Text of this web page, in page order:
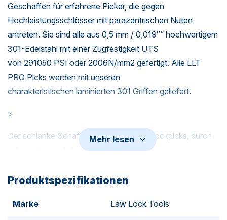
Geschaffen für erfahrene Picker, die gegen
Hochleistungsschlösser mit parazentrischen Nuten
antreten. Sie sind alle aus 0,5 mm / 0,019″“ hochwertigem
301-Edelstahl mit einer Zugfestigkeit UTS
von 291050 PSI oder 2006N/mm2 gefertigt. Alle LLT
PRO Picks werden mit unseren
charakteristischen laminierten 301 Griffen geliefert.
>
Der schlanke Schaft ermöglicht es den Lockpicks, durch
schwer zugängliche Schlüsselnuten zu
>
Lassen Sie mich Ihnen die neue Serie vorstellen –
Mehr lesen
Produktspezifikationen
Marke Law Lock Tools